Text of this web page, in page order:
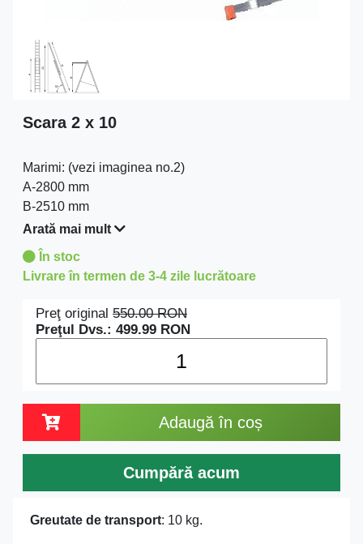
Scara 2 x 10
Marimi: (vezi imaginea no.2)
A-2800 mm
B-2510 mm
C-4480 mm
C1-4100 mm
Stabilizator: 894 mm
Greutate: 9.9 kg
Arată mai mult
În stoc
Livrare în termen de 3-4 zile lucrătoare
Preţ original 550.00RON
Preţul Dvs.: 499.99 RON
Adaugă în coș
Cumpără acum
Greutate de transport: 10 kg.